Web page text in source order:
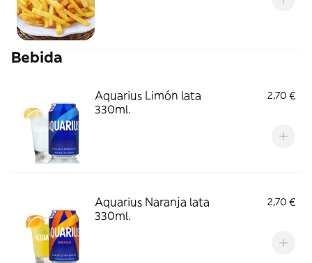
Bebida
Aquarius Limón lata
330ml.
2,70 €
Aquarius Naranja lata
330ml.
2,70 €